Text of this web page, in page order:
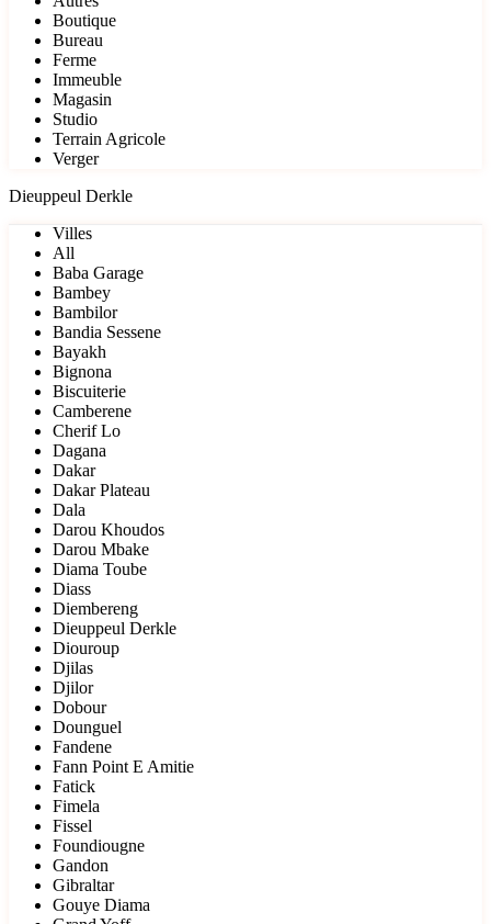
Boutique
Bureau
Ferme
Immeuble
Magasin
Studio
Terrain Agricole
Verger
Dieuppeul Derkle
Villes
All
Baba Garage
Bambey
Bambilor
Bandia Sessene
Bayakh
Bignona
Biscuiterie
Camberene
Cherif Lo
Dagana
Dakar
Dakar Plateau
Dala
Darou Khoudos
Darou Mbake
Diama Toube
Diass
Diembereng
Dieuppeul Derkle
Diouroup
Djilas
Djilor
Dobour
Dounguel
Fandene
Fann Point E Amitie
Fatick
Fimela
Fissel
Foundiougne
Gandon
Gibraltar
Gouye Diama